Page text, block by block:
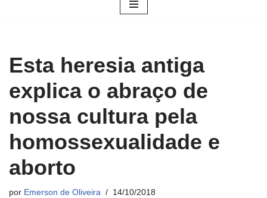
Esta heresia antiga
explica o abraço de
nossa cultura pela
homossexualidade e
aborto
por Emerson de Oliveira 14/10/2018